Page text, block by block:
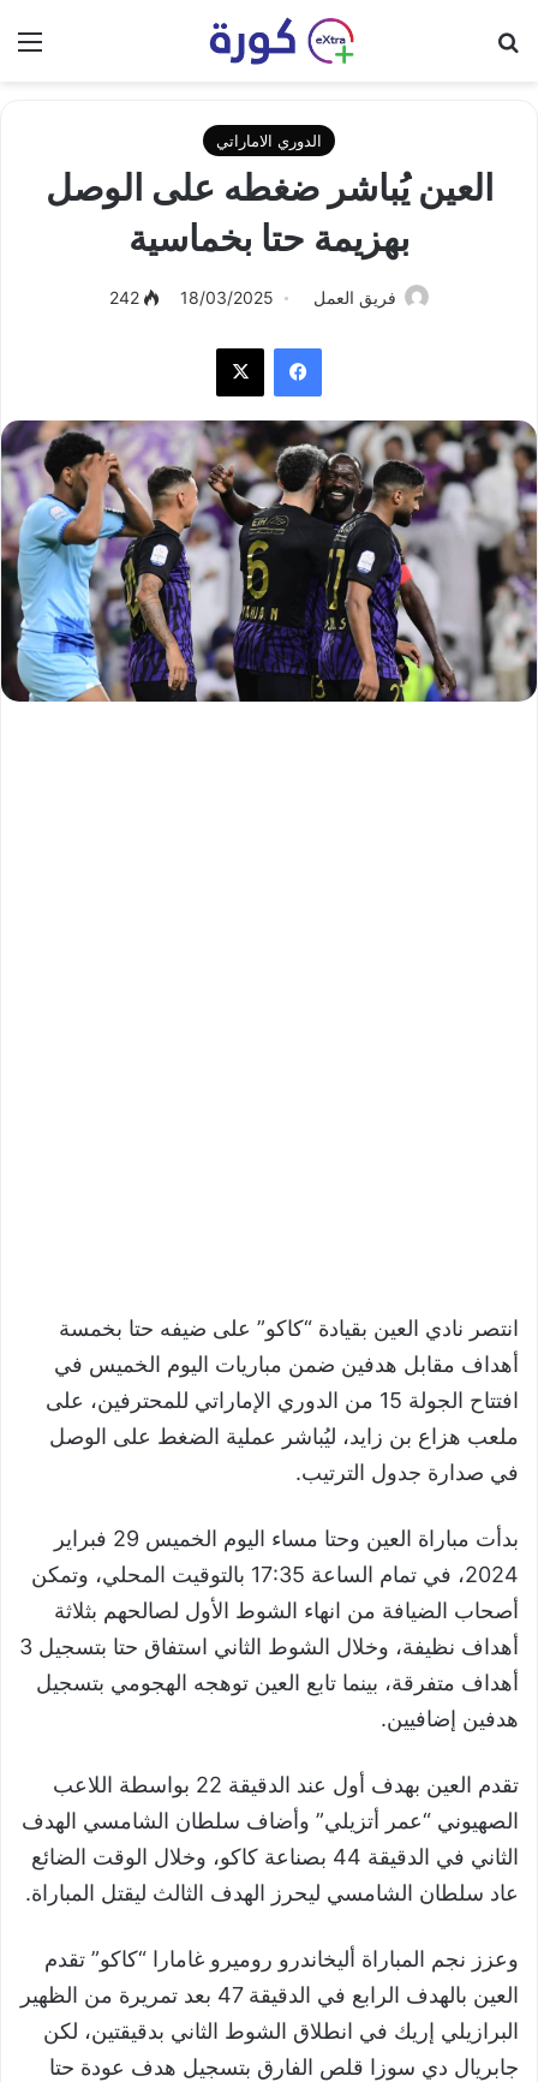
الدوري الاماراتي
العين يُباشر ضغطه على الوصل
بهزيمة حتا بخماسية
فريق العمل 18/03/2025
242
فيسبوك
انتصر نادي العين بقيادة “كاكو” على ضيفه حتا بخمسة
أهداف مقابل هدفين ضمن مباريات اليوم الخميس في
افتتاح الجولة 15 من الدوري الإماراتي للمحترفين، على
ملعب هزاع بن زايد، ليُباشر عملية الضغط على الوصل
في صدارة جدول الترتيب.
بدأت مباراة العين وحتا مساء اليوم الخميس 29 فبراير
2024، في تمام الساعة 17:35 بالتوقيت المحلي، وتمكن
أصحاب الضيافة من انهاء الشوط الأول لصالحهم بثلاثة
أهداف نظيفة، وخلال الشوط الثاني استفاق حتا بتسجيل 3
أهداف متفرقة، بينما تابع العين توهجه الهجومي بتسجيل
هدفين إضافيين.
تقدم العين بهدف أول عند الدقيقة 22 بواسطة اللاعب
الصهيوني “عمر أتزيلي” وأضاف سلطان الشامسي الهدف
الثاني في الدقيقة 44 بصناعة كاكو، وخلال الوقت الضائع
عاد سلطان الشامسي ليحرز الهدف الثالث ليقتل المباراة.
وعزز نجم المباراة أليخاندرو روميرو غامارا “كاكو” تقدم
العين بالهدف الرابع في الدقيقة 47 بعد تمريرة من الظهير
البرازيلي إريك في انطلاق الشوط الثاني بدقيقتين، لكن
جابريال دي سوزا قلص الفارق بتسجيل هدف عودة حتا